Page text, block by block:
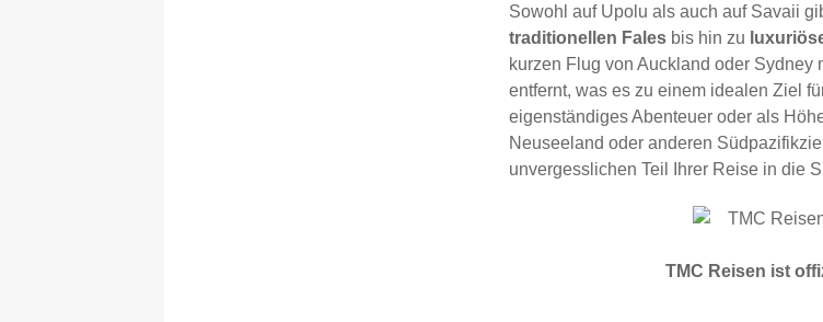
Sowohl auf Upolu als auch auf Savaii
traditionellen Fales bis hin zu
kurzen Flug von Auckland oder
entfernt, was es zu einem idealen Ziel
eigenständiges Abenteuer oder als
Neuseeland oder anderen
unvergesslichen Teil Ihrer Reise in die
TMC Reisen ist